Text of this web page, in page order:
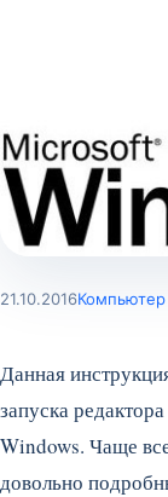
21.10.2016Компьютер
Данная
запуска
Windows. Чаще
довольно